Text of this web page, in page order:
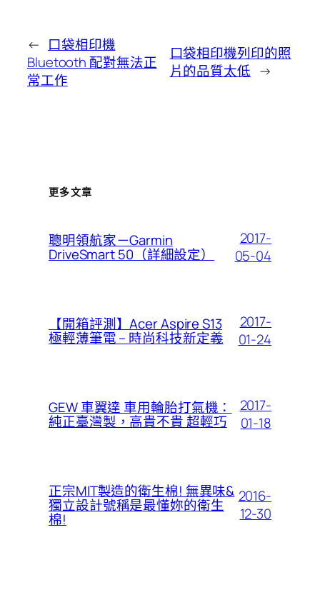
← 口袋相印機
Bluetooth 配對無法正
常工作
口袋相印機列印的照
片的品質太低 →
更多文章
聰明領航家－Garmin
DriveSmart 50（詳細設定）
2017-
05-04
【開箱評測】Acer Aspire S13
極輕薄筆電 – 時尚科技新定義
2017-
01-24
GEW 車翼達 車用輪胎打氣機：
純正臺灣製，高貴不貴 超輕巧
2017-
01-18
正宗MIT製造的衛生棉! 無異味&
獨立設計號稱是最懂妳的衛生
棉!
2016-
12-30